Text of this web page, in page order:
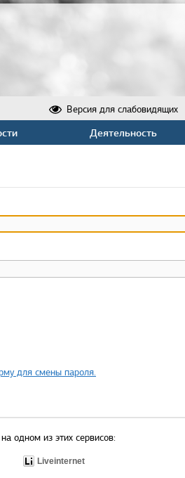
Версия для слабовидящих
Деятельность
для смены пароля.
одном из этих сервисов:
Liveinternet